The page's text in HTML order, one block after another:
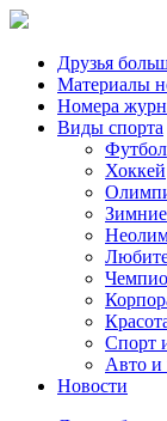
Друзья
Материалы
Номера
Виды спорта
Футбол
Хоккей
Спорт
Авто и
Новости